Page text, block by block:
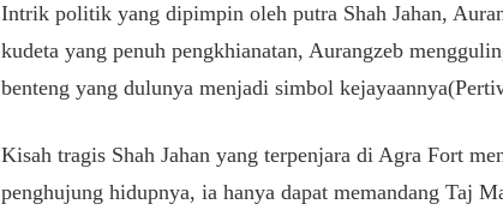
Intrik politik yang dipimpin oleh putra Shah Jahan,
kudeta yang penuh pengkhianatan, Aurangzeb
benteng yang dulunya menjadi simbol
Kisah tragis Shah Jahan yang terpenjara di Agra Fort
penghujung hidupnya, ia hanya dapat memandang Taj